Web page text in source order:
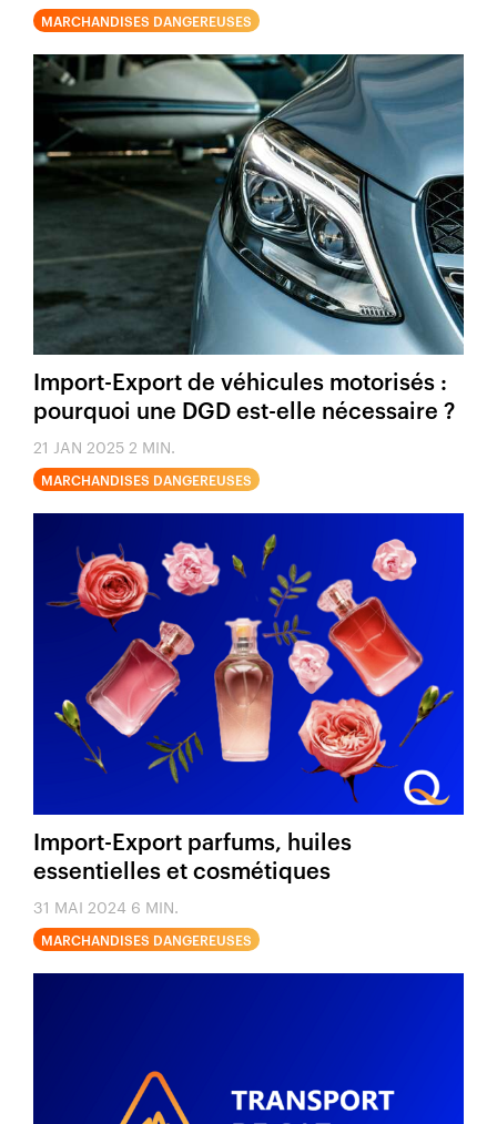
MARCHANDISES DANGEREUSES
Import-Export de véhicules motorisés :
pourquoi une DGD est-elle nécessaire ?
21 JAN 2025 2 MIN.
MARCHANDISES DANGEREUSES
Import-Export parfums, huiles
essentielles et cosmétiques
31 MAI 2024 6 MIN.
MARCHANDISES DANGEREUSES